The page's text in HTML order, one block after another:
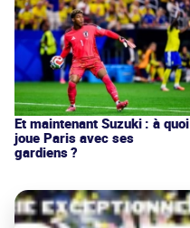
Et maintenant Suzuki : à quoi
joue Paris avec ses
gardiens ?